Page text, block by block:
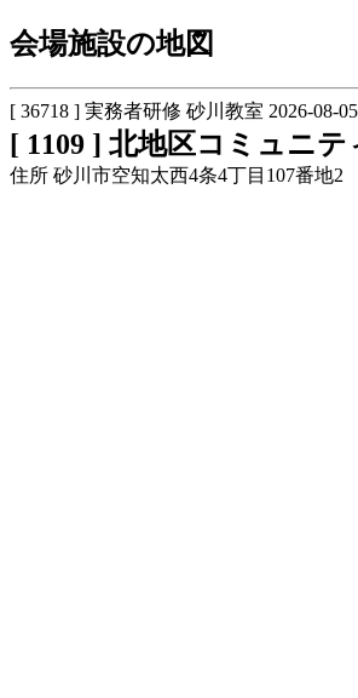
会場施設の地図
[ 36718 ] 実務者研修 砂川教室 2026-08-
[ 1109 ] 北地区コミュニ
住所 砂川市空知太西4条4丁目107番地2